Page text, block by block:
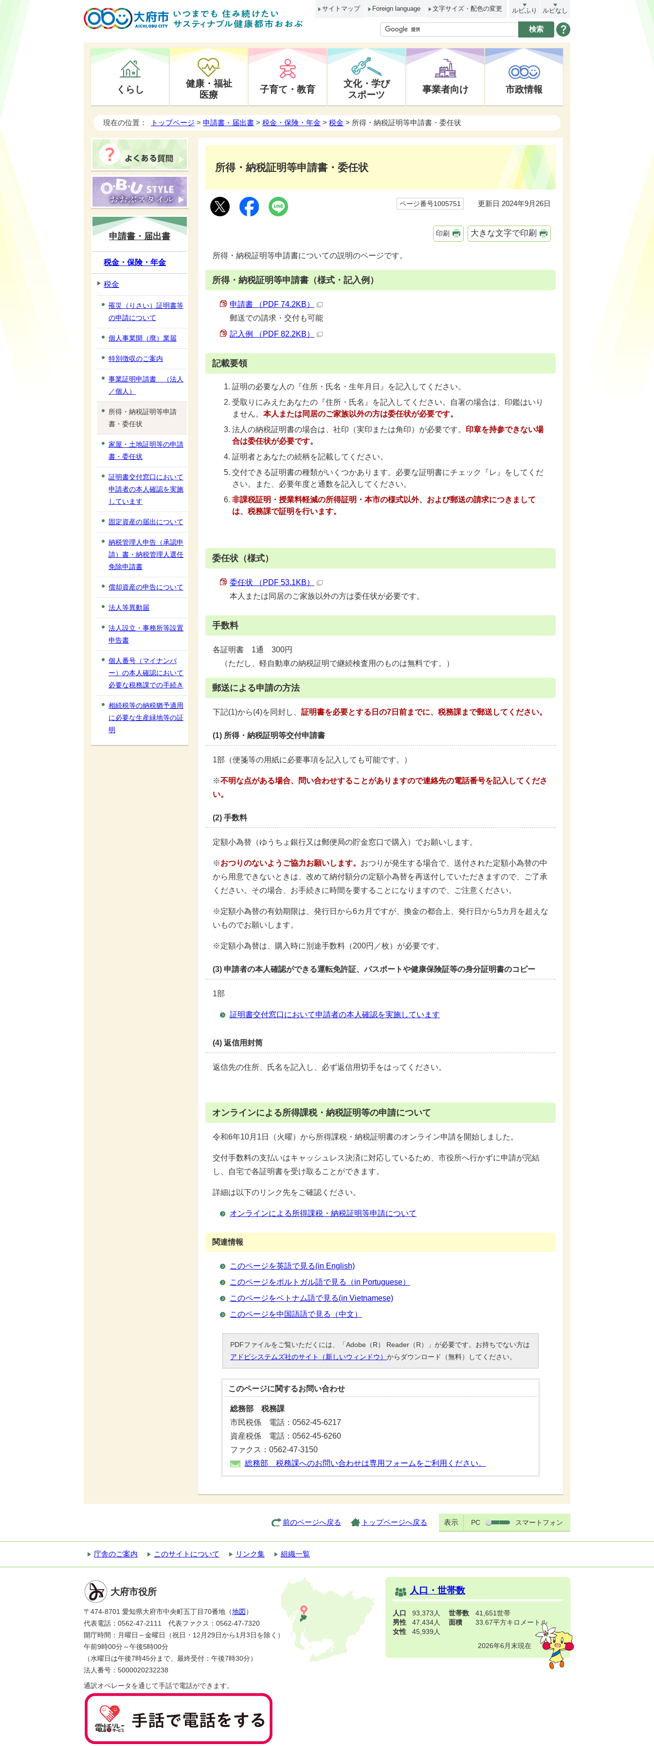
サイトマップ Foreign language 文字サイズ・配色の変更 ルビふり ルビなし
くらし
健康・福祉
医療
子育て・教育
文化・学び
スポーツ
事業者向け 市政情報
現在の位置： トップページ > 申請書・届出書 > 税金・保険・年金 > 税金 > 所得・納税証明等申請書・委任状
所得・納税証明等申請書・委任状
ページ番号1005751 更新日 2024年9月26日
印刷 大きな文字で印刷
所得・納税証明等申請書についての説明のページです。
所得・納税証明等申請書（様式・記入例）
申請書 （PDF 74.2KB）
郵送での請求・交付も可能
記入例 （PDF 82.2KB）
記載要領
証明の必要な人の『住所・氏名・生年月日』を記入してください。
受取りにみえたあなたの『住所・氏名』を記入してください。自署の場合は、印鑑はいり
ません。 本人または同居のご家族以外の方は委任状が必要です。
法人の納税証明書の場合は、社印（実印または角印）が必要です。 印章を持参できない場
合は委任状が必要です。
証明者とあなたの続柄を記載してください。
交付できる証明書の種類がいくつかあります。必要な証明書にチェック『レ』をしてくだ
さい。また、必要年度と通数を記入してください。
非課税証明・授業料軽減の所得証明・本市の様式以外、および郵送の請求につきまして
は、税務課で証明を行います。
委任状（様式）
委任状 （PDF 53.1KB）
本人または同居のご家族以外の方は委任状が必要です。
手数料
各証明書 1通 300円
（ただし、軽自動車の納税証明で継続検査用のものは無料です。）
郵送による申請の方法
下記(1)から(4)を同封し、 証明書を必要とする日の7日前までに、税務課まで郵送してください。
(1) 所得・納税証明等交付申請書
1部（便箋等の用紙に必要事項を記入しても可能です。）
※不明な点がある場合、問い合わせすることがありますので連絡先の電話番号を記入してくださ
い。
(2) 手数料
定額小為替（ゆうちょ銀行又は郵便局の貯金窓口で購入）でお願いします。
※おつりのないようご協力お願いします。 おつりが発生する場合で、送付された定額小為替の中
から用意できないときは、改めて納付額分の定額小為替を再送付していただきますので、ご了承
ください。その場合、お手続きに時間を要することになりますので、ご注意ください。
※定額小為替の有効期限は、発行日から6カ月ですが、換金の都合上、発行日から5カ月を超えな
いものでお願いします。
※定額小為替は、購入時に別途手数料（200円／枚）が必要です。
(3) 申請者の本人確認ができる運転免許証、パスポートや健康保険証等の身分証明書のコピー
1部
証明書交付窓口において申請者の本人確認を実施しています
(4) 返信用封筒
返信先の住所、氏名を記入し、必ず返信用切手をはってください。
オンラインによる所得課税・納税証明等の申請について
令和6年10月1日（火曜）から所得課税・納税証明書のオンライン申請を開始しました。
交付手数料の支払いはキャッシュレス決済に対応しているため、市役所へ行かずに申請が完結
し、自宅で各証明書を受け取ることができます。
詳細は以下のリンク先をご確認ください。
オンラインによる所得課税・納税証明等申請について
関連情報
このページを英語で見る(in English)
このページをポルトガル語で見る（in Portuguese）
このページをベトナム語で見る(in Vietnamese)
このページを中国語語で見る（中文）
PDFファイルをご覧いただくには、「Adobe（R） Reader（R）」が必要です。お持ちでない方は
アドビシステムズ社のサイト（新しいウィンドウ） からダウンロード（無料）してください。
このページに関するお問い合わせ
総務部 税務課
市民税係 電話：0562-45-6217
資産税係 電話：0562-45-6260
ファクス：0562-47-3150
総務部 税務課へのお問い合わせは専用フォームをご利用ください。
申請書・届出書
税金・保険・年金
税金
罹災（りさい）証明書等
の申請について
個人事業開（廃）業届
特別徴収のご案内
事業証明申請書 （法人
／個人）
所得・納税証明等申請
書・委任状
家屋・土地証明等の申請
書・委任状
証明書交付窓口において
申請者の本人確認を実施
しています
固定資産の届出について
納税管理人申告（承認申
請）書・納税管理人選任
免除申請書
償却資産の申告について
法人等異動届
法人設立・事務所等設置
申告書
個人番号（マイナンバ
ー）の本人確認において
必要な税務課での手続き
相続税等の納税猶予適用
に必要な生産緑地等の証
明
前のページへ戻る トップページへ戻る 表示 PC スマートフォン
庁舎のご案内 このサイトについて リンク集 組織一覧
大府市役所
〒474-8701 愛知県大府市中央町五丁目70番地（地図 ）
代表電話：0562-47-2111 代表ファクス：0562-47-7320
開庁時間：月曜日～金曜日（祝日・12月29日から1月3日を除く）
午前9時00分～午後5時00分
（水曜日は午後7時45分まで、最終受付：午後7時30分）
法人番号：5000020232238
通訳オペレータを通じて手話で電話ができます。
人口・世帯数
人口
93,373人
男性
47,434人
女性
45,939人
世帯数
41,651世帯
面積
33.67平方キロメートル
2026年6月末現在